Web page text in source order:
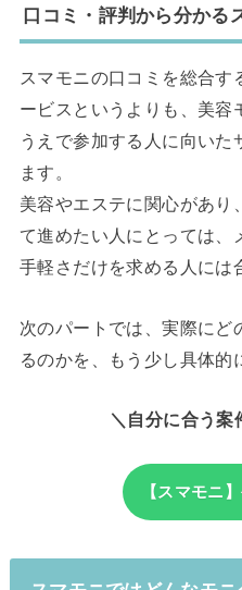
口コミ・評判から分かる
スマモニの口コミを総合す
ービスというよりも、美容
うえで参加する人に向いた
ます。
美容やエステに関心があり
て進めたい人にとっては、
手軽さだけを求める人には
次のパートでは、実際にど
るのかを、もう少し具体的
＼自分に合う案
【スマモニ